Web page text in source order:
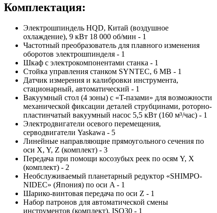
Комплектация:
Электрошпиндель HQD, Китай (воздушное
охлаждение), 9 кВт 18 000 об/мин - 1
Частотный преобразователь для плавного изменения
оборотов электрошпинделя - 1
Шкаф с электрокомпонентами станка - 1
Стойка управления станком SYNTEC, 6 MB - 1
Датчик измерения и калибровки инструмента,
стационарный, автоматический - 1
Вакуумный стол (4 зоны) с «T-пазами» для возможности
механической фиксации деталей струбцинами, роторно-
пластинчатый вакуумный насос 5,5 кВт (160 м³/час) - 1
Электродвигатели осевого перемещения,
серводвигатели Yaskawa - 5
Линейные направляющие прямоугольного сечения по
оси X, Y, Z (комплект) - 3
Передача при помощи косозубых реек по осям Y, X
(комплект) - 2
Необслуживаемый планетарный редуктор «SHIMPO-
NIDEC» (Япония) по оси A - 1
Шарико-винтовая передача по оси Z - 1
Набор патронов для автоматической смены
инструментов (комплект), ISO30 - 1